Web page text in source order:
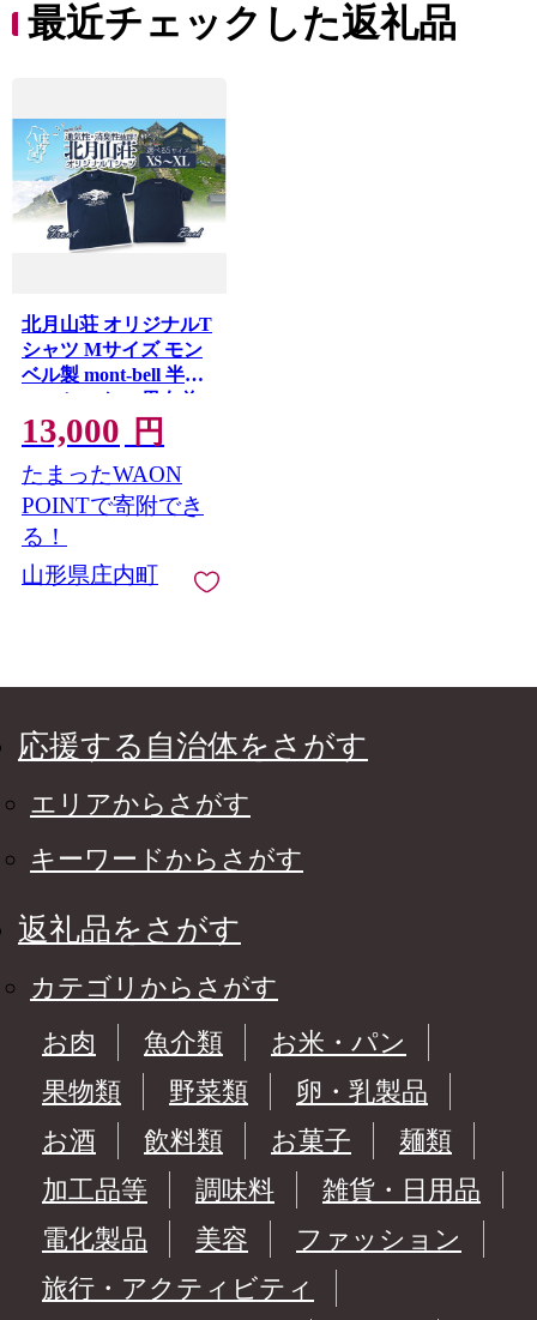
最近チェックした返礼品
北月山荘 オリジナルT
シャツ Mサイズ モン
ベル製 mont-bell 半袖
ユニセックス 男女兼
用 夏の快適素材 高機
能素材【4010-012B-
M】
13,000 円
たまったWAON
POINTで寄附でき
る！
山形県庄内町
応援する自治体をさがす
エリアからさがす
キーワードからさがす
返礼品をさがす
カテゴリからさがす
お肉
魚介類
お米・パン
果物類
野菜類
卵・乳製品
お酒
飲料類 お菓子
麺類
加工品等
調味料
雑貨・日用品
電化製品
美容
ファッション
旅行・アクティビティ